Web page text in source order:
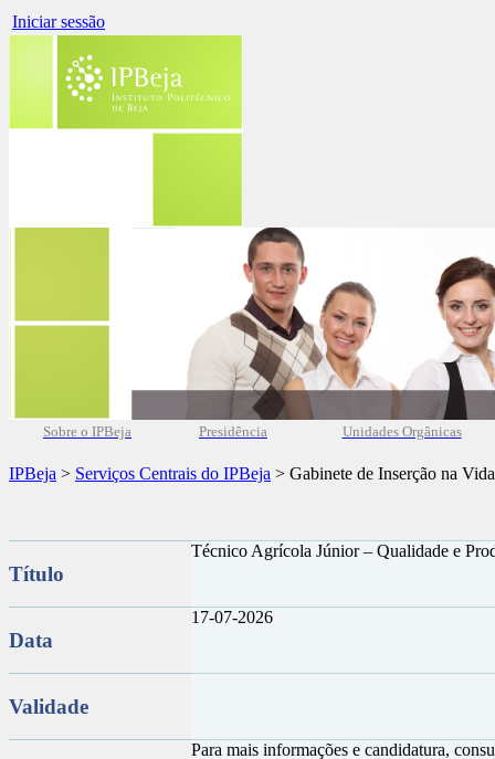
Iniciar sessão
Sobre o IPBeja Presidência Unidades Orgânicas
IPBeja > Serviços Centrais do IPBeja > Gabinete de Inserção na
Título
Técnico Agrícola Júnior – Qualidade e
Data
17-07-2026
Validade
Para mais informações e candidatura,